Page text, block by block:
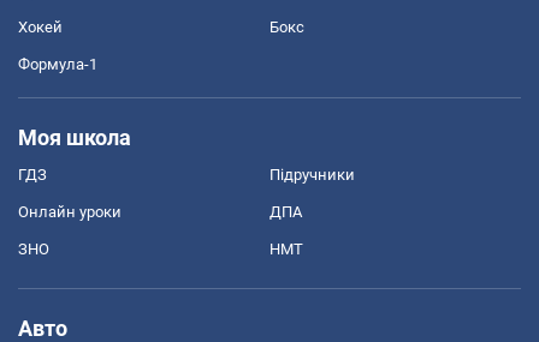
Хокей Бокс
Формула-1
Моя школа
ГДЗ Підручники
Онлайн уроки ДПА
ЗНО НМТ
Авто